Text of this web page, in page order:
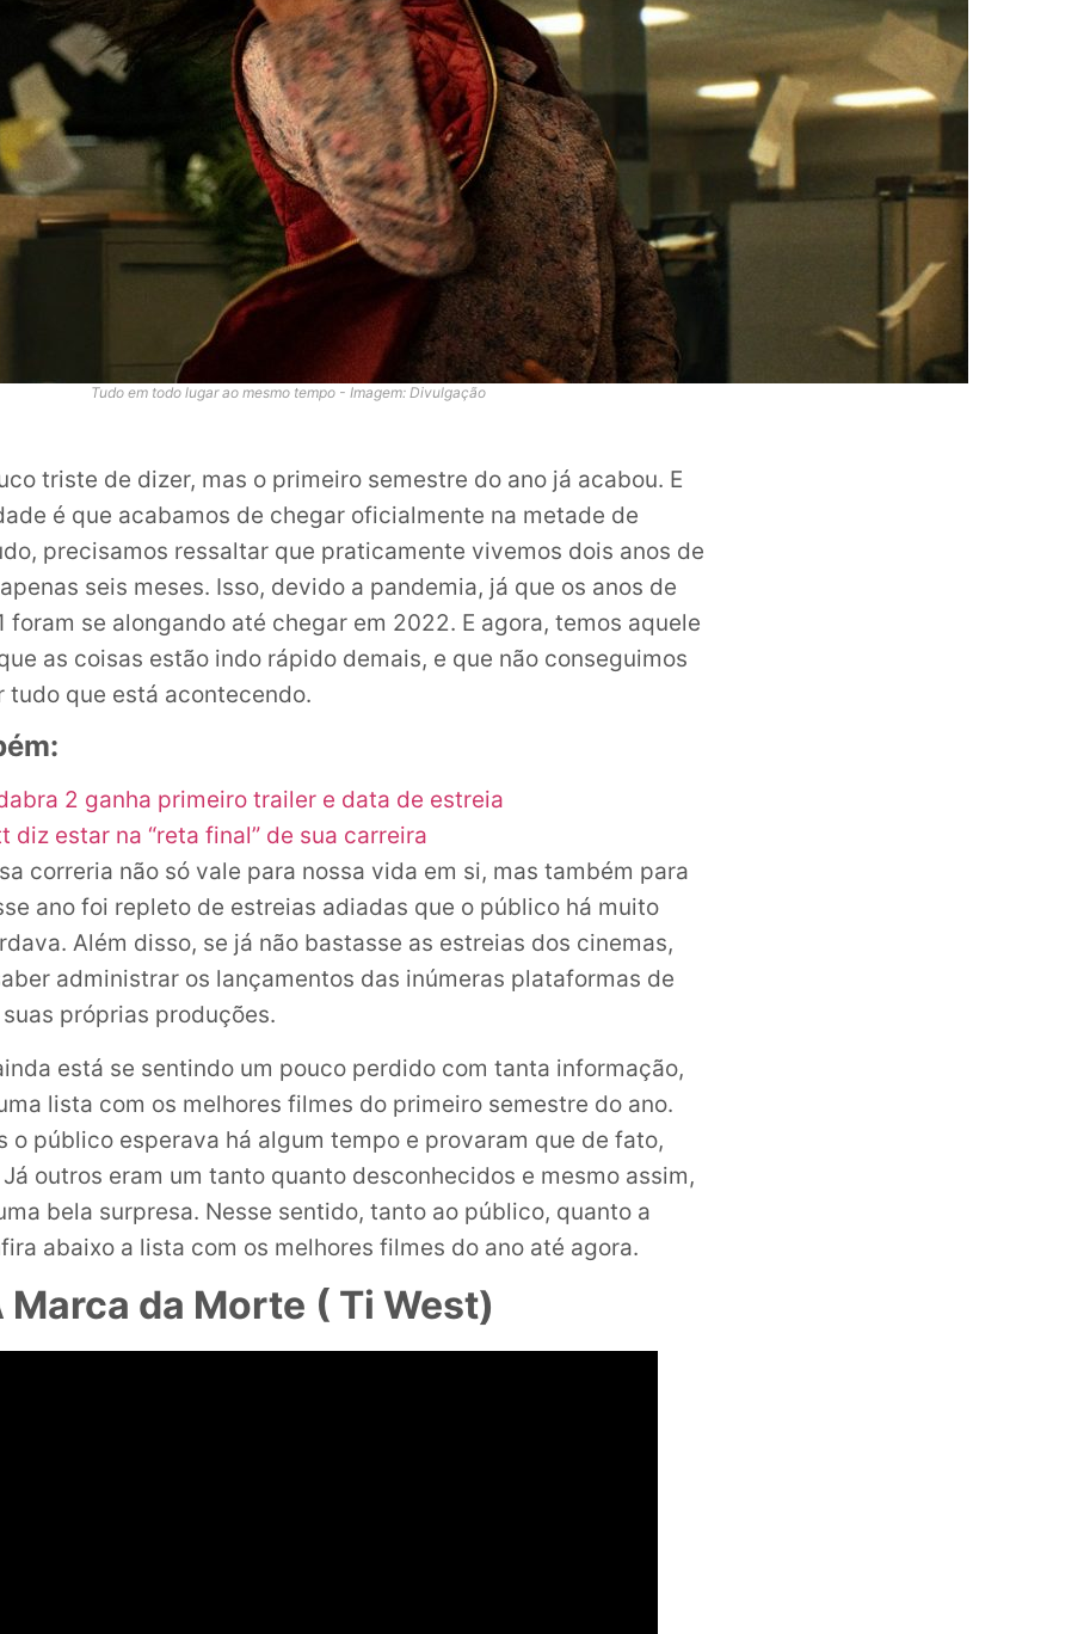
Tudo em todo lugar ao mesmo tempo - Imagem: Divulgação
triste de dizer, mas o primeiro semestre do ano já acabou. E
é que acabamos de chegar oficialmente na metade de
precisamos ressaltar que praticamente vivemos dois anos de
seis meses. Isso, devido a pandemia, já que os anos de
foram se alongando até chegar em 2022. E agora, temos aquele
as coisas estão indo rápido demais, e que não conseguimos
tudo que está acontecendo.
2 ganha primeiro trailer e data de estreia
diz estar na “reta final” de sua carreira
correria não só vale para nossa vida em si, mas também para
ano foi repleto de estreias adiadas que o público há muito
Além disso, se já não bastasse as estreias dos cinemas,
administrar os lançamentos das inúmeras plataformas de
suas próprias produções.
está se sentindo um pouco perdido com tanta informação,
lista com os melhores filmes do primeiro semestre do ano.
o público esperava há algum tempo e provaram que de fato,
outros eram um tanto quanto desconhecidos e mesmo assim,
bela surpresa. Nesse sentido, tanto ao público, quanto a
abaixo a lista com os melhores filmes do ano até agora.
Marca da Morte ( Ti West)